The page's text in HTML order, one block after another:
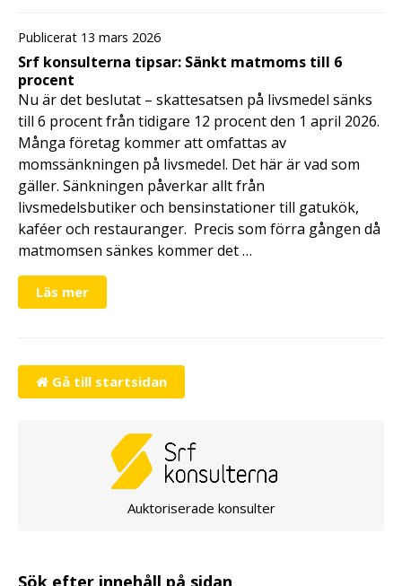
Publicerat 13 mars 2026
Srf konsulterna tipsar: Sänkt matmoms till 6
procent
Nu är det beslutat – skattesatsen på livsmedel sänks
till 6 procent från tidigare 12 procent den 1 april 2026.
Många företag kommer att omfattas av
momssänkningen på livsmedel. Det här är vad som
gäller. Sänkningen påverkar allt från
livsmedelsbutiker och bensinstationer till gatukök,
kaféer och restauranger. Precis som förra gången då
matmomsen sänkes kommer det …
Läs mer
Gå till startsidan
Auktoriserade konsulter